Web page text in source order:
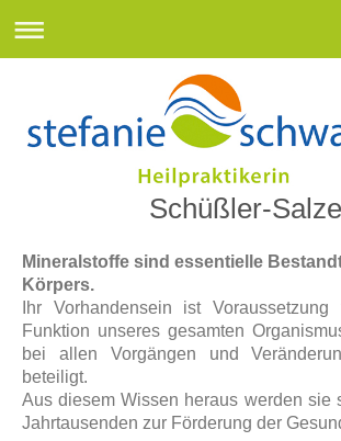
Schüßler-Salze
Mineralstoffe sind essentielle
Körpers.
Ihr Vorhandensein ist
Funktion unseres gesamten
bei allen Vorgängen und
beteiligt.
Aus diesem Wissen heraus werden sie
Jahrtausenden zur Förderung der